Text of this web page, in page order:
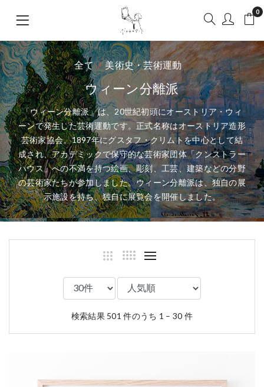
0
全て 美術史・芸術運動
ウィーン分離派
「ウィーン分離派」は、20世紀初頭にオーストリア・ウィ
ーンで発生した芸術運動です。正式名称はオーストリア造形
芸術家協会。1897年にグスタフ・クリムトを中心として結
成され、アカデミックで保守的な芸術家団体「クンストラー
ハウス」への不満を持つ絵画、彫刻、工芸、建築などの分野
の芸術家たちが参加しました。ウィーン分離派は、独自の展
示施設を持ち、独自に展覧会を開催しました。
検索結果 501 件のうち 1 – 30 件